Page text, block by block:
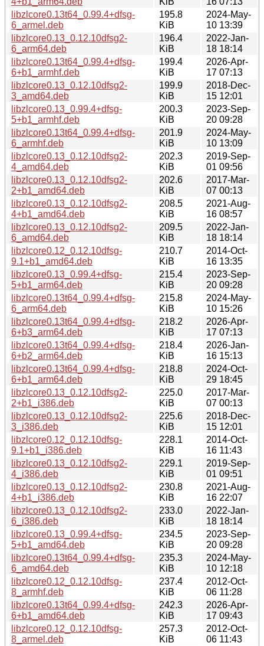
libzlcore0.13t64_0.99.4+dfsg-
6_armel.deb
195.8
KiB
2024-May-
10 13:39
libzlcore0.13_0.12.10dfsg2-
6_arm64.deb
196.4
KiB
2022-Jan-
18 18:14
libzlcore0.13t64_0.99.4+dfsg-
6+b1_armhf.deb
199.4
KiB
2026-Apr-
17 07:13
libzlcore0.13_0.12.10dfsg2-
3_amd64.deb
199.9
KiB
2018-Dec-
15 12:01
libzlcore0.13_0.99.4+dfsg-
5+b1_armhf.deb
200.3
KiB
2023-Sep-
20 09:28
libzlcore0.13t64_0.99.4+dfsg-
6_armhf.deb
201.9
KiB
2024-May-
10 13:09
libzlcore0.13_0.12.10dfsg2-
4_amd64.deb
202.3
KiB
2019-Sep-
01 09:56
libzlcore0.13_0.12.10dfsg2-
2+b1_amd64.deb
202.6
KiB
2017-Mar-
07 00:13
libzlcore0.13_0.12.10dfsg2-
4+b1_amd64.deb
208.5
KiB
2021-Aug-
16 08:57
libzlcore0.13_0.12.10dfsg2-
6_amd64.deb
209.5
KiB
2022-Jan-
18 18:14
libzlcore0.12_0.12.10dfsg-
9.1+b1_amd64.deb
210.7
KiB
2014-Oct-
16 13:35
libzlcore0.13_0.99.4+dfsg-
5+b1_arm64.deb
215.4
KiB
2023-Sep-
20 09:28
libzlcore0.13t64_0.99.4+dfsg-
6_arm64.deb
215.8
KiB
2024-May-
10 15:26
libzlcore0.13t64_0.99.4+dfsg-
6+b3_arm64.deb
218.2
KiB
2026-Apr-
17 07:13
libzlcore0.13t64_0.99.4+dfsg-
6+b2_arm64.deb
218.4
KiB
2026-Jan-
16 15:13
libzlcore0.13t64_0.99.4+dfsg-
6+b1_arm64.deb
218.8
KiB
2024-Oct-
29 18:45
libzlcore0.13_0.12.10dfsg2-
2+b1_i386.deb
225.0
KiB
2017-Mar-
07 00:13
libzlcore0.13_0.12.10dfsg2-
3_i386.deb
225.6
KiB
2018-Dec-
15 12:01
libzlcore0.12_0.12.10dfsg-
9.1+b1_i386.deb
228.1
KiB
2014-Oct-
16 11:43
libzlcore0.13_0.12.10dfsg2-
4_i386.deb
229.1
KiB
2019-Sep-
01 09:51
libzlcore0.13_0.12.10dfsg2-
4+b1_i386.deb
230.8
KiB
2021-Aug-
16 22:07
libzlcore0.13_0.12.10dfsg2-
6_i386.deb
233.0
KiB
2022-Jan-
18 18:14
libzlcore0.13_0.99.4+dfsg-
5+b1_amd64.deb
234.5
KiB
2023-Sep-
20 09:28
libzlcore0.13t64_0.99.4+dfsg-
6_amd64.deb
235.3
KiB
2024-May-
10 12:18
libzlcore0.12_0.12.10dfsg-
8_armhf.deb
237.4
KiB
2012-Oct-
06 11:28
libzlcore0.13t64_0.99.4+dfsg-
6+b1_amd64.deb
242.3
KiB
2026-Apr-
17 09:43
libzlcore0.12_0.12.10dfsg-
8_armel.deb
257.3
KiB
2012-Oct-
06 11:43